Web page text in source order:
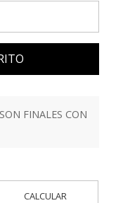
FINALES CON
CALCULAR